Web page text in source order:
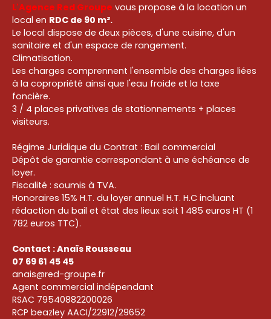
L'Agence Red Groupe vous propose à la location un
local en RDC de 90 m².
Le local dispose de deux pièces, d'une cuisine, d'un
sanitaire et d'un espace de rangement.
Climatisation.
Les charges comprennent l'ensemble des charges liées
à la copropriété ainsi que l'eau froide et la taxe
foncière.
3 / 4 places privatives de stationnements + places
visiteurs.
Régime Juridique du Contrat : Bail commercial
Dépôt de garantie correspondant à une échéance de
loyer.
Fiscalité : soumis à TVA.
Honoraires 15% H.T. du loyer annuel H.T. H.C incluant
rédaction du bail et état des lieux soit 1 485 euros HT (1
782 euros TTC).
Contact : Anaïs Rousseau
07 69 61 45 45
anais@red-groupe.fr
Agent commercial indépendant
RSAC 79540882200026
RCP beazley AACI/22912/29652